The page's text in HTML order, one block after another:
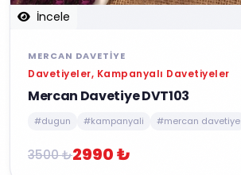
İncele
MERCAN DAVETIYE
Davetiyeler, Kampanyalı Davetiyeler
Mercan Davetiye DVT103
#dugun #kampanyali #mercan davetiye
3500 ₺2990 ₺